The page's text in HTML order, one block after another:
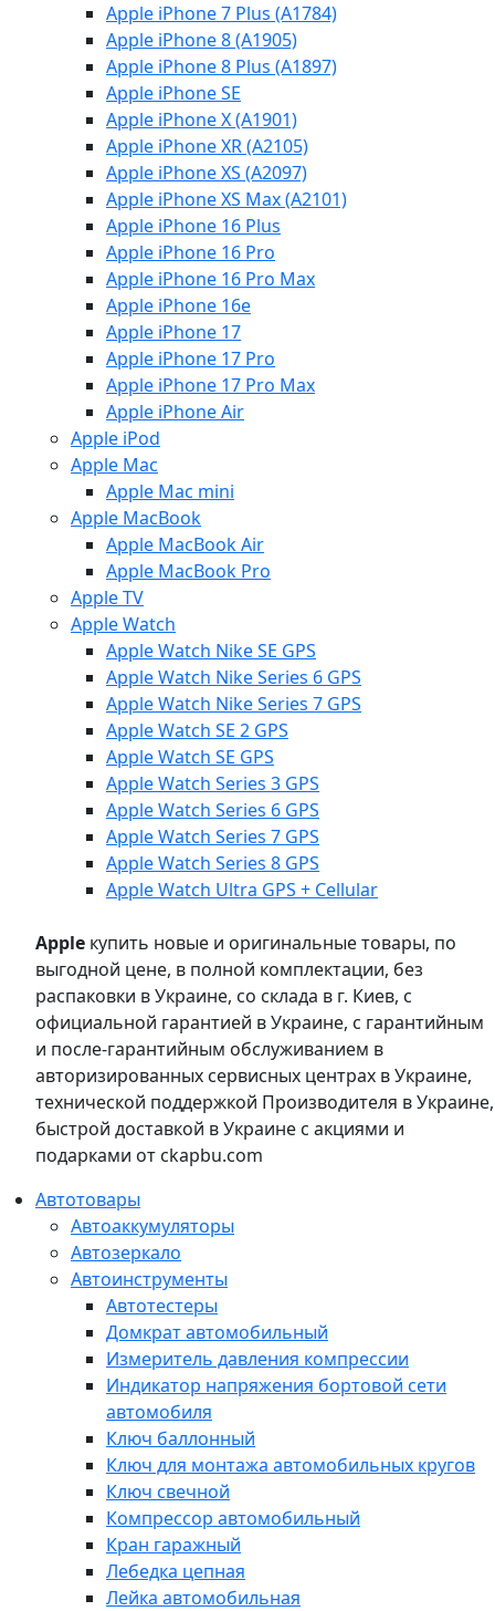
Apple iPhone 7 Plus (A1784)
Apple iPhone 8 (A1905)
Apple iPhone 8 Plus (A1897)
Apple iPhone SE
Apple iPhone X (A1901)
Apple iPhone XR (A2105)
Apple iPhone XS (A2097)
Apple iPhone XS Max (A2101)
Apple iPhone 16 Plus
Apple iPhone 16 Pro
Apple iPhone 16 Pro Max
Apple iPhone 16e
Apple iPhone 17
Apple iPhone 17 Pro
Apple iPhone 17 Pro Max
Apple iPhone Air
Apple iPod
Apple Mac
Apple Mac mini
Apple MacBook
Apple MacBook Air
Apple MacBook Pro
Apple TV
Apple Watch
Apple Watch Nike SE GPS
Apple Watch Nike Series 6 GPS
Apple Watch Nike Series 7 GPS
Apple Watch SE 2 GPS
Apple Watch SE GPS
Apple Watch Series 3 GPS
Apple Watch Series 6 GPS
Apple Watch Series 7 GPS
Apple Watch Series 8 GPS
Apple Watch Ultra GPS + Cellular
Apple купить новые и оригинальные товары, по
выгодной цене, в полной комплектации, без
распаковки в Украине, со склада в г. Киев, с
официальной гарантией в Украине, с гарантийным
и после-гарантийным обслуживанием в
авторизированных сервисных центрах в Украине,
технической поддержкой Производителя в Украине,
быстрой доставкой в Украине с акциями и
подарками от ckapbu.com
Автотовары
Автоаккумуляторы
Автозеркало
Автоинструменты
Автотестеры
Домкрат автомобильный
Измеритель давления компрессии
Индикатор напряжения бортовой сети
автомобиля
Ключ баллонный
Ключ для монтажа автомобильных кругов
Ключ свечной
Компрессор автомобильный
Кран гаражный
Лебедка цепная
Лейка автомобильная